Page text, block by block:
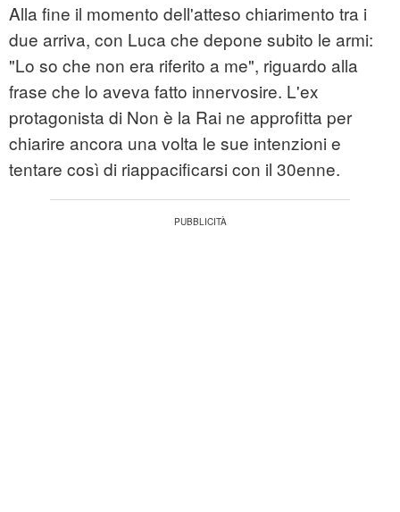
Alla fine il momento dell'atteso chiarimento tra i
due arriva, con Luca che depone subito le armi:
"Lo so che non era riferito a me", riguardo alla
frase che lo aveva fatto innervosire. L'ex
protagonista di Non è la Rai ne approfitta per
chiarire ancora una volta le sue intenzioni e
tentare così di riappacificarsi con il 30enne.